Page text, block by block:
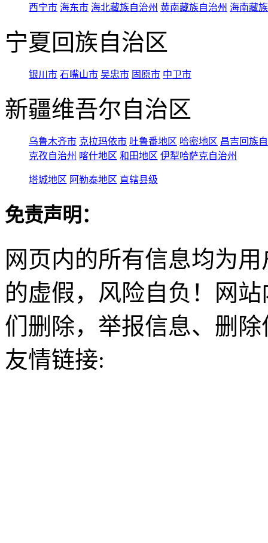
西宁市 海东市 海北藏族自治州 黄南藏族自治州 海南藏
宁夏回族自治区
银川市 石嘴山市 吴忠市 固原市 中卫市
新疆维吾尔自治区
乌鲁木齐市 克拉玛依市 吐鲁番地区 哈密地区 昌吉回族
克孜自治州 喀什地区 和田地区 伊犁哈萨克自治州
塔城地区 阿勒泰地区 直辖县级
免责声明：
网页内的所有信息均为
的虚假，风险自负！网
们删除，举报信息、删
友情链接: